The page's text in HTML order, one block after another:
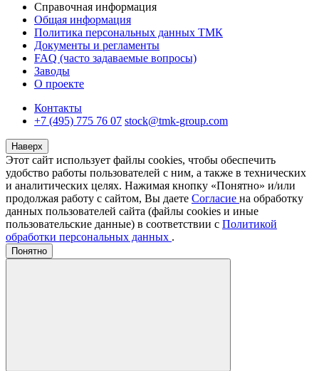
Справочная информация
Общая информация
Политика персональных данных ТМК
Документы и регламенты
FAQ (часто задаваемые вопросы)
Заводы
О проекте
Контакты
+7 (495) 775 76 07 stock@tmk-group.com
Наверх
Этот сайт использует файлы cookies, чтобы обеспечить
удобство работы пользователей с ним, а также в технических
и аналитических целях. Нажимая кнопку «Понятно» и/или
продолжая работу с сайтом, Вы даете Согласие на обработку
данных пользователей сайта (файлы cookies и иные
пользовательские данные) в соответствии с Политикой
обработки персональных данных .
Понятно